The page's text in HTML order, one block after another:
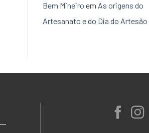
Bem Mineiro em As origens do
Artesanato e do Dia do Artesão